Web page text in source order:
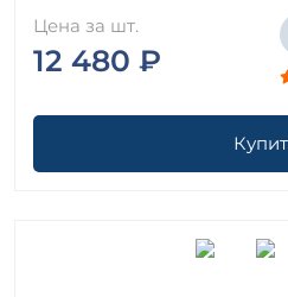
Цена за шт.
12 480 ₽